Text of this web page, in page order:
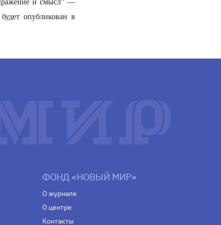
и смысл” —
опубликован в
ФОНД «НОВЫЙ МИР»
О журнале
О центре
Контакты